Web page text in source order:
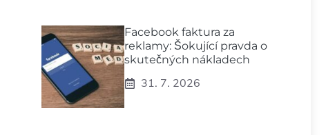
Facebook faktura za
reklamy: Šokující pravda o
skutečných nákladech
31. 7. 2026